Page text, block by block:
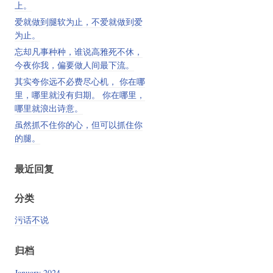
上。
爱就做到腿软为止，不爱就做到爱
为止。
忘却凡事种种，谁说高雅死不休，
今夜你我，偏要做人间最下流。
其实夸你远不必费尽心机， 你在哪
里，哪里就没有归期。 你在哪里，
哪里就浪出诗意。
虽然抓不住你的心，但可以抓住你
的腿。
最近回复
分类
污话不说
归档